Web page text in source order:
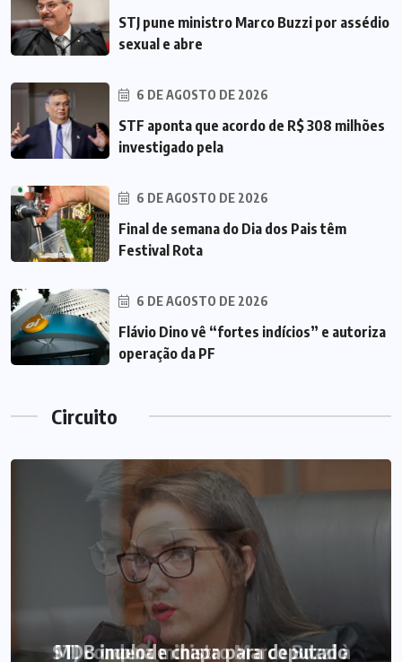
STJ pune ministro Marco Buzzi por assédio
sexual e abre
6 DE AGOSTO DE 2026
STF aponta que acordo de R$ 308 milhões
investigado pela
6 DE AGOSTO DE 2026
Final de semana do Dia dos Pais têm
Festival Rota
6 DE AGOSTO DE 2026
Flávio Dino vê “fortes indícios” e autoriza
operação da PF
Circuito
STJ condena ministro Marco Buzzi à
MDB implode chapa para deputado